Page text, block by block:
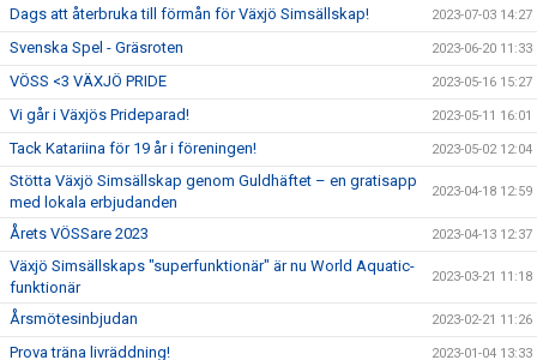
Dags att återbruka till förmån för Växjö Simsällskap! 2023-07-03 14:27
Svenska Spel - Gräsroten 2023-06-20 11:33
VÖSS <3 VÄXJÖ PRIDE 2023-05-16 15:27
Vi går i Växjös Prideparad! 2023-05-11 16:01
Tack Katariina för 19 år i föreningen! 2023-05-02 12:04
Stötta Växjö Simsällskap genom Guldhäftet – en gratisapp
med lokala erbjudanden
2023-04-18 12:59
Årets VÖSSare 2023 2023-04-13 12:37
Växjö Simsällskaps "superfunktionär" är nu World Aquatic-
funktionär
2023-03-21 11:18
Årsmötesinbjudan 2023-02-21 11:26
Prova träna livräddning! 2023-01-04 13:33